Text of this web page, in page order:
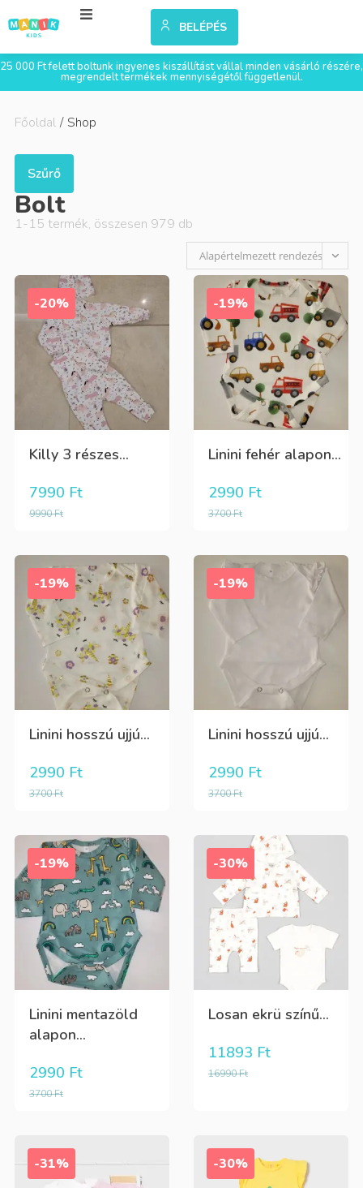
BELÉPÉS
25 000 Ft felett boltunk ingyenes kiszállítást vállal minden vásárló részére,
megrendelt termékek mennyiségétől függetlenül.
Főoldal / Shop
Szűrő
Bolt
1-15 termék, összesen 979 db
Alapértelmezett rendezés
-20%
Killy 3 részes...
9990Ft
7990 Ft
-19%
Linini fehér alapon...
3700Ft
2990 Ft
-19%
Linini hosszú ujjú...
3700Ft
2990 Ft
-19%
Linini hosszú ujjú...
3700Ft
2990 Ft
-19%
Linini mentazöld
alapon...
3700Ft
2990 Ft
-30%
Losan ekrü színű...
16990Ft
11893 Ft
-31% -30%